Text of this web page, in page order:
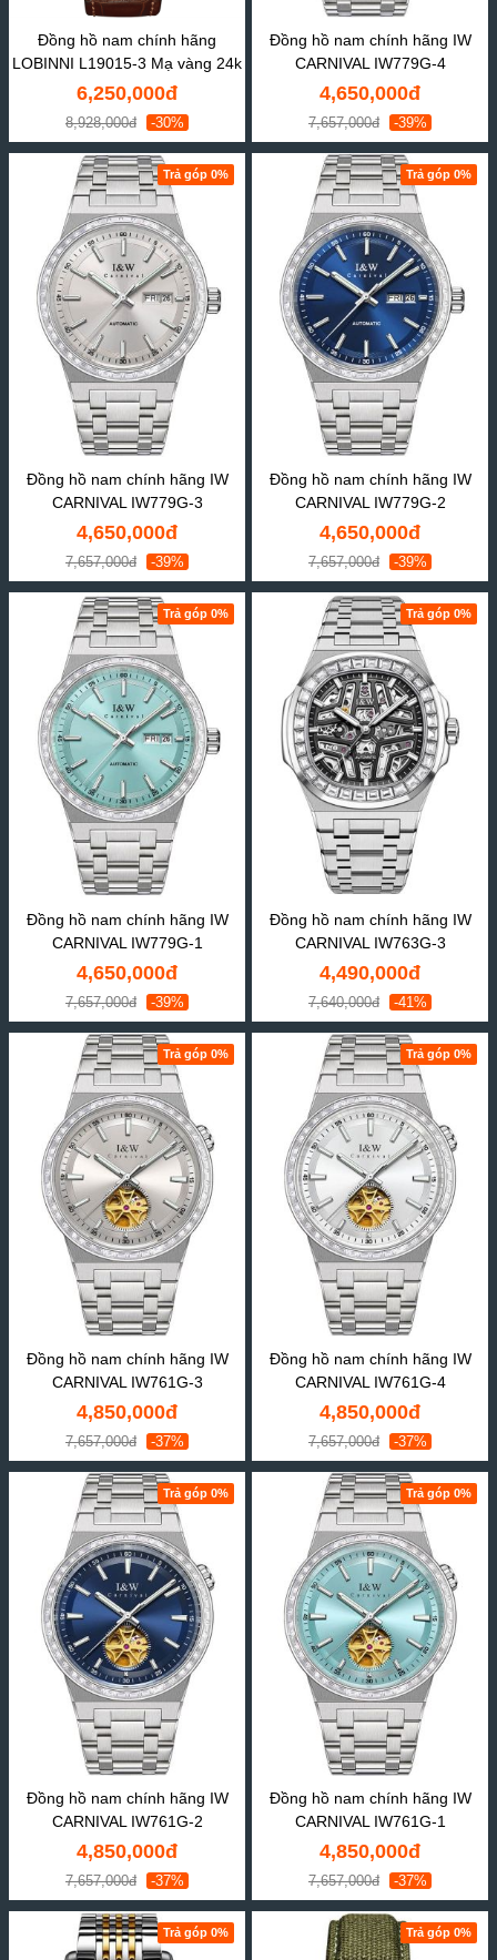
Đồng hồ nam chính hãng
LOBINNI L19015-3 Mạ vàng 24k
6,250,000đ
8,928,000đ -30%
Đồng hồ nam chính hãng IW
CARNIVAL IW779G-4
4,650,000đ
7,657,000đ -39%
Trả góp 0%
Đồng hồ nam chính hãng IW
CARNIVAL IW779G-3
4,650,000đ
7,657,000đ -39%
Trả góp 0%
Đồng hồ nam chính hãng IW
CARNIVAL IW779G-2
4,650,000đ
7,657,000đ -39%
Trả góp 0%
Đồng hồ nam chính hãng IW
CARNIVAL IW779G-1
4,650,000đ
7,657,000đ -39%
Trả góp 0%
Đồng hồ nam chính hãng IW
CARNIVAL IW763G-3
4,490,000đ
7,640,000đ -41%
Trả góp 0%
Đồng hồ nam chính hãng IW
CARNIVAL IW761G-3
4,850,000đ
7,657,000đ -37%
Trả góp 0%
Đồng hồ nam chính hãng IW
CARNIVAL IW761G-4
4,850,000đ
7,657,000đ -37%
Trả góp 0%
Đồng hồ nam chính hãng IW
CARNIVAL IW761G-2
4,850,000đ
7,657,000đ -37%
Trả góp 0%
Đồng hồ nam chính hãng IW
CARNIVAL IW761G-1
4,850,000đ
7,657,000đ -37%
Trả góp 0% Trả góp 0%